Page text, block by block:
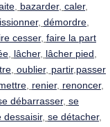
, bazarder, caler,
, démordre,
cesser, faire la part
, lâcher, lâcher pied,
, oublier, partir,passer
, renier, renoncer,
débarrasser, se
dessaisir, se détacher,